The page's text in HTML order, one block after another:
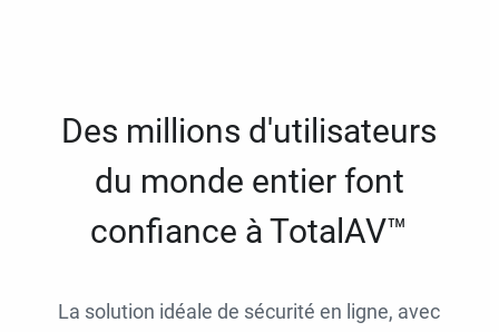
Des millions d'utilisateurs
du monde entier font
confiance à TotalAV™
La solution idéale de sécurité en ligne, avec